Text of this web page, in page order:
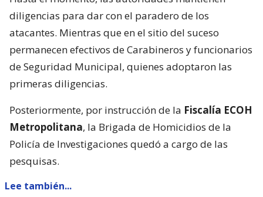
diligencias para dar con el paradero de los
atacantes. Mientras que en el sitio del suceso
permanecen efectivos de Carabineros y funcionarios
de Seguridad Municipal, quienes adoptaron las
primeras diligencias.
Posteriormente, por instrucción de la Fiscalía ECOH
Metropolitana, la Brigada de Homicidios de la
Policía de Investigaciones quedó a cargo de las
pesquisas.
Lee también...